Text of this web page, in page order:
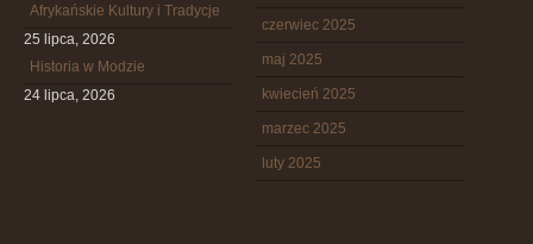
Afrykańskie Kultury i Tradycje
25 lipca, 2026
Historia w Modzie
24 lipca, 2026
czerwiec 2025
maj 2025
kwiecień 2025
marzec 2025
luty 2025